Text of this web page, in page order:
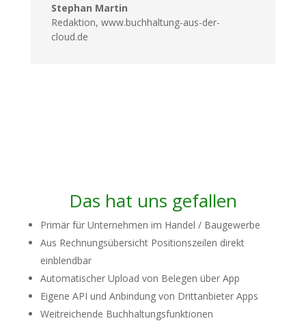
Stephan Martin
Redaktion, www.buchhaltung-aus-der-
cloud.de
Das hat uns gefallen
Primär für Unternehmen im Handel / Baugewerbe
Aus Rechnungsübersicht Positionszeilen direkt
einblendbar
Automatischer Upload von Belegen über App
Eigene API und Anbindung von Drittanbieter Apps
Weitreichende Buchhaltungsfunktionen